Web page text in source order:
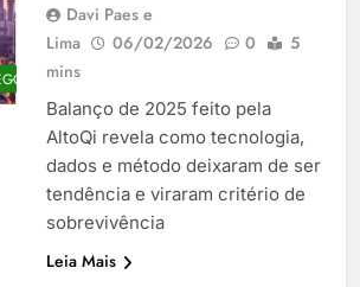
Davi Paes e
Lima
06/02/2026 0
5
mins
Balanço de 2025 feito pela
AltoQi revela como tecnologia,
dados e método deixaram de ser
tendência e viraram critério de
sobrevivência
Leia Mais